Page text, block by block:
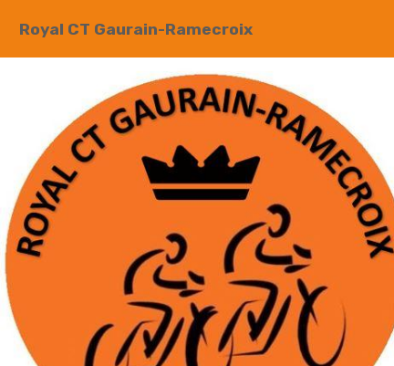
Royal CT Gaurain-Ramecroix